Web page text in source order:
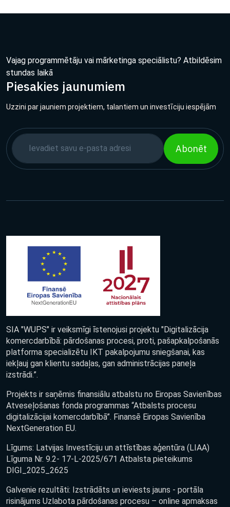
Vajag programmētāju vai mārketinga speciālistu? Atbildēsim
stundas laikā
Piesakies jaunumiem
Uzzini par jauniem projektiem, talantiem un investīciju iespējām
Abonēt
SIA "WUPS" ir veiksmīgi īstenojusi projektu "Digitalizācija
komercdarbībā: pārdošanas procesi, proti, pašapkalpošanās
platforma specializētu IKT pakalpojumu sniegšanai, kas
iekļauj gan klientu sadaļas, gan administrācijas paneļa
izstrādi.”.
Projekts ir saņēmis finansiālu atbalstu no Eiropas Savienības
Atveseļošanas fonda programmas “Atbalsts procesu
digitalizācijai komercdarbībā”. Finansē Eiropas Savienība
NextGeneration EU.
Līgums: Latvijas Investīciju un attīstības aģentūra (LIAA)
Līguma Nr. 9.2- 17-L-2025/671 Atbalsta pieteikums
DIGI_2025_2625
Galvenie rezultāti: Izstrādāts un ieviests jauns - portāla
risinājums Uzlabota pārdošanas procesu – online apmaksas